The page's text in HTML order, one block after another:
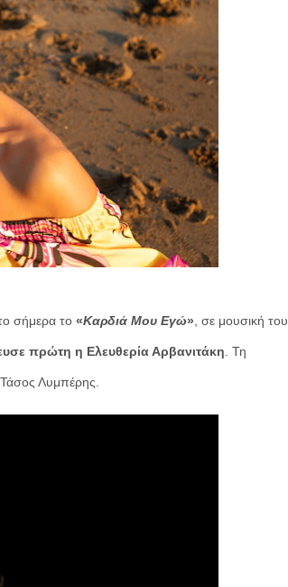
σήμερα το«Καρδιά Μου Εγώ» , σε μουσική του
πρώτη η Ελευθερία Αρβανιτάκη . Τη
Τάσος Λυμπέρης.